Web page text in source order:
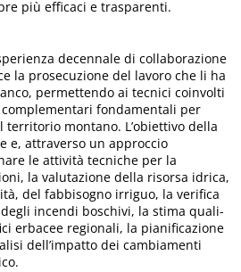
più efficaci e trasparenti.
decennale di collaborazione
la prosecuzione del lavoro che li ha
permettendo ai tecnici coinvolti
fondamentali per
montano. L’obiettivo della
e, attraverso un approccio
le attività tecniche per la
la valutazione della risorsa idrica,
del fabbisogno irriguo, la verifica
incendi boschivi, la stima quali-
erbacee regionali, la pianificazione
dell’impatto dei cambiamenti